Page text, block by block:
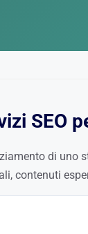
SEO
di uno
contenuti